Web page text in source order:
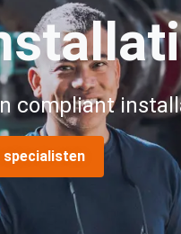
compliant
specialisten